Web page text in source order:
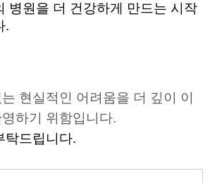
병원을 더 건강하게 만드는 시작
.
현실적인 어려움을 더 깊이 이
하기 위함입니다.
탁드립니다.